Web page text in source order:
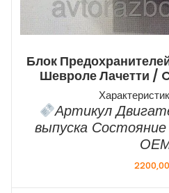
Блок
Шевроле Лачетти /
Артикул
выпуска
2200,00